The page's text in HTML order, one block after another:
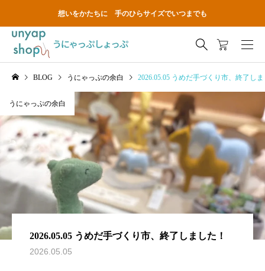
想いをかたちに 手のひらサイズでいつまでも
BLOG うにゃっぷの余白 2026.05.05 うめだ手づくり市、終了し
うにゃっぷの余白
2026.05.05 うめだ手づくり市、終了しました！
2026.05.05